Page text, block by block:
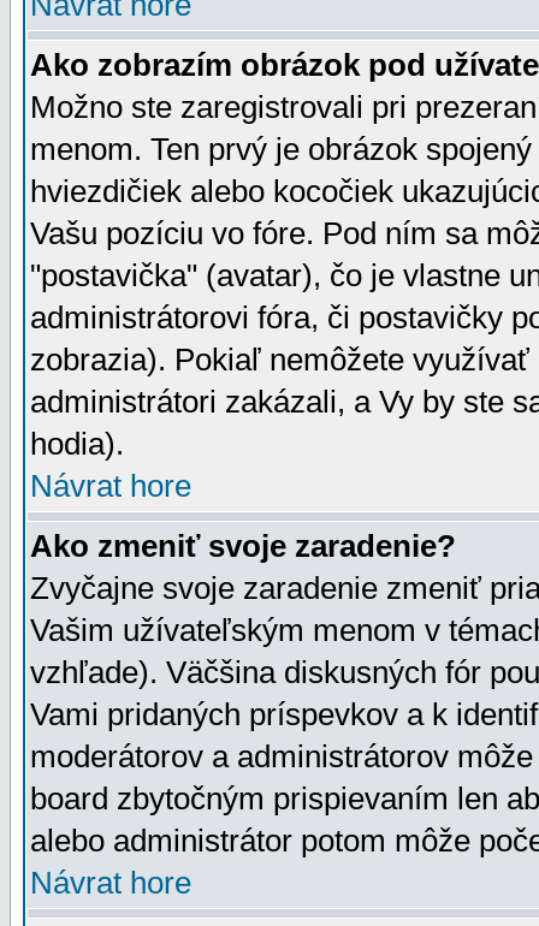
Ako zobrazím obrázok pod
Možno ste zaregistrovali pri
menom. Ten prvý je obrázok
hviezdičiek alebo kocočiek
Vašu pozíciu vo fóre. Pod ním sa
"postavička" (avatar), čo je vlastne
administrátorovi fóra, či postavičky
zobrazia). Pokiaľ nemôžete
administrátori zakázali, a Vy by ste
hodia).
Návrat hore
Ako zmeniť svoje zaradenie?
Zvyčajne svoje zaradenie zmeniť
Vašim užívateľským menom v
vzhľade). Väčšina diskusných fór
Vami pridaných príspevkov a k
moderátorov a administrátorov
board zbytočným prispievaním len
alebo administrátor potom môže
Návrat hore